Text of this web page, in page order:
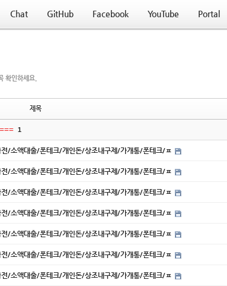
Chat GitHub Facebook YouTube Portal
확인하세요.
제목
1
/소액대출/폰테크/개인돈/상조내구제/가개통/폰테크/ㅍ
/소액대출/폰테크/개인돈/상조내구제/가개통/폰테크/ㅍ
/소액대출/폰테크/개인돈/상조내구제/가개통/폰테크/ㅍ
/소액대출/폰테크/개인돈/상조내구제/가개통/폰테크/ㅍ
/소액대출/폰테크/개인돈/상조내구제/가개통/폰테크/ㅍ
/소액대출/폰테크/개인돈/상조내구제/가개통/폰테크/ㅍ
/소액대출/폰테크/개인돈/상조내구제/가개통/폰테크/ㅍ